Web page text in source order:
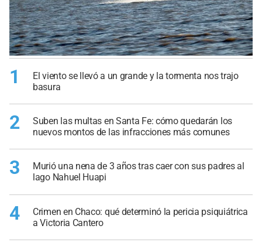
1
El viento se llevó a un grande y la tormenta nos trajo
basura
2
Suben las multas en Santa Fe: cómo quedarán los
nuevos montos de las infracciones más comunes
3
Murió una nena de 3 años tras caer con sus padres al
lago Nahuel Huapi
4
Crimen en Chaco: qué determinó la pericia psiquiátrica
a Victoria Cantero